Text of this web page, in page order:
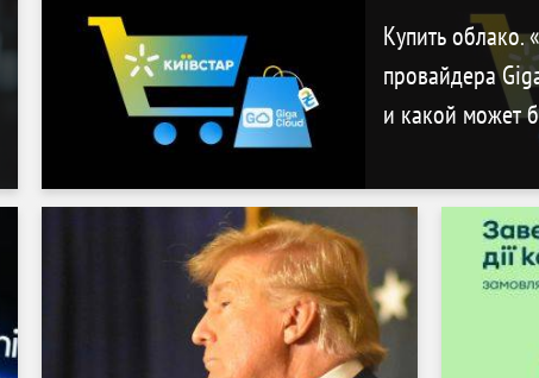
Бродского
Купить облако.
провайдера
и какой может